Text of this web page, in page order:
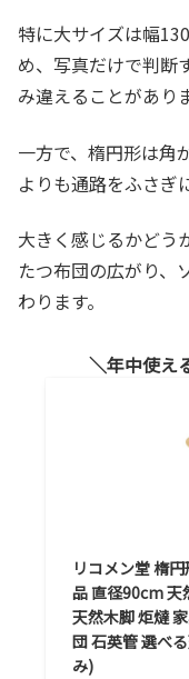
特に大サイズは幅
め、写真だけで判断
み違えることがあり
一方で、楕円形は角
よりも通路をふさぎ
大きく感じるかどう
たつ布団の広がり、
わります。
年中使え
リコメン堂 楕
品 直径90cm 天
天然木脚 炬燵
団 石英管 選べ
み)